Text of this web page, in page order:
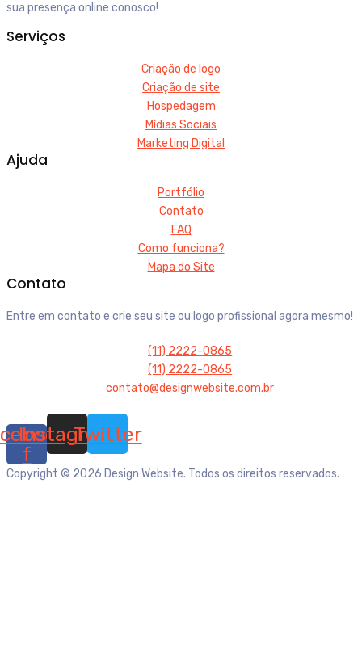
sua presença online conosco!
Serviços
Criação de logo
Criação de site
Hospedagem
Mídias Sociais
Marketing Digital
Ajuda
Portfólio
Contato
FAQ
Como funciona?
Mapa do Site
Contato
Entre em contato e crie seu site ou logo profissional agora mesmo!
(11) 2222-0865
(11) 2222-0865
contato@designwebsite.com.br
f
Instagram
Twitter
Copyright © 2026 Design Website. Todos os direitos reservados.